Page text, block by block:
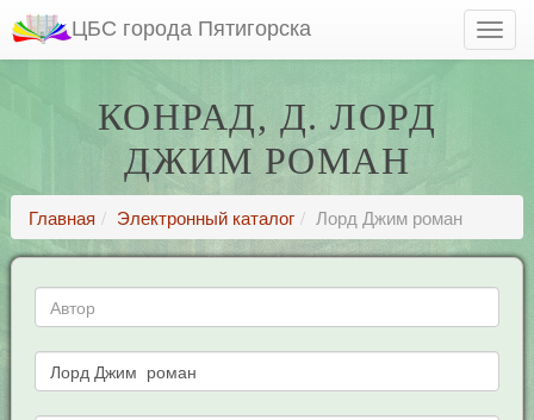
ЦБС города Пятигорска
КОНРАД, Д. ЛОРД
ДЖИМ РОМАН
Главная Электронный каталог Лорд Джим роман